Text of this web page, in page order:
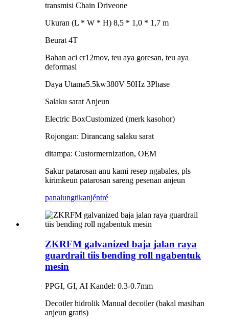
transmisi Chain Driveone
Ukuran (L * W * H) 8,5 * 1,0 * 1,7 m
Beurat 4T
Bahan aci cr12mov, teu aya goresan, teu aya
deformasi
Daya Utama5.5kw380V 50Hz 3Phase
Salaku sarat Anjeun
Electric BoxCustomized (merk kasohor)
Rojongan: Dirancang salaku sarat
ditampa: Custormernization, OEM
Sakur patarosan anu kami resep ngabales, pls
kirimkeun patarosan sareng pesenan anjeun
panalungtikanjéntré
ZKRFM galvanized baja jalan raya
guardrail tiis bending roll ngabentuk
mesin
PPGI, GI, AI Kandel: 0.3-0.7mm
Decoiler hidrolik Manual decoiler (bakal masihan
anjeun gratis)